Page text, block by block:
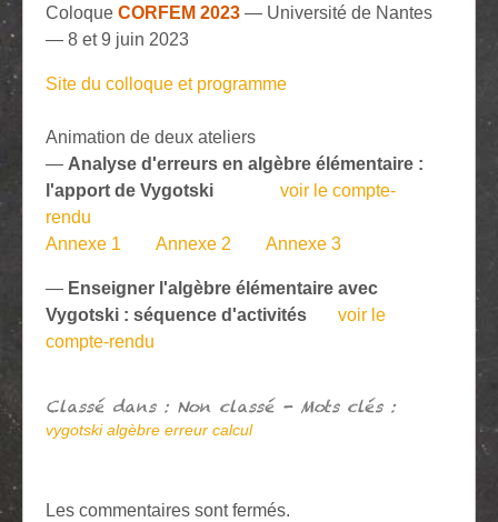
Coloque CORFEM 2023 — Université de Nantes
— 8 et 9 juin 2023
Site du colloque et programme
Animation de deux ateliers
— Analyse d'erreurs en algèbre élémentaire :
l'apport de Vygotski
voir le compte-
rendu
Annexe 1
Annexe 2 Annexe 3
— Enseigner l'algèbre élémentaire avec
Vygotski : séquence d'activités
voir le
compte-rendu
Classé dans : Non classé - Mots clés :
vygotski algèbre erreur calcul
Les commentaires sont fermés.